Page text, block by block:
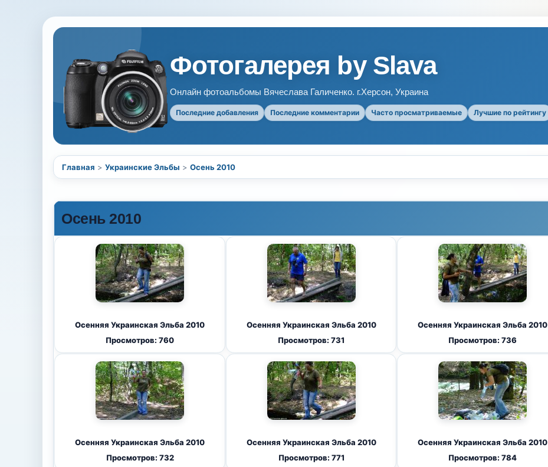
Фотогалерея by Slava
Онлайн фотоальбомы Вячеслава Галиченко. г.Херсон, Украина
Последние добавления Последние комментарии Часто просматриваемые Лучшие по рейтингу
Главная > Украинские Эльбы > Осень 2010
Осень 2010
Осенняя Украинская Эльба 2010
Просмотров: 760
Осенняя Украинская Эльба 2010
Просмотров: 731
Осенняя Украинская Эльба 2010
Просмотров: 736
Осенняя Украинская Эльба 2010
Просмотров: 732
Осенняя Украинская Эльба 2010
Просмотров: 771
Осенняя Украинская Эльба 2010
Просмотров: 784